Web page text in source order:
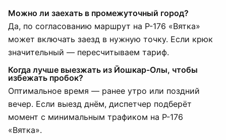
Можно ли заехать в промежуточный город?
Да, по согласованию маршрут на Р-176 «Вятка»
может включать заезд в нужную точку. Если крюк
значительный — пересчитываем тариф.
Когда лучше выезжать из Йошкар-Олы, чтобы
избежать пробок?
Оптимальное время — ранее утро или поздний
вечер. Если выезд днём, диспетчер подберёт
момент с минимальным трафиком на Р-176
«Вятка».